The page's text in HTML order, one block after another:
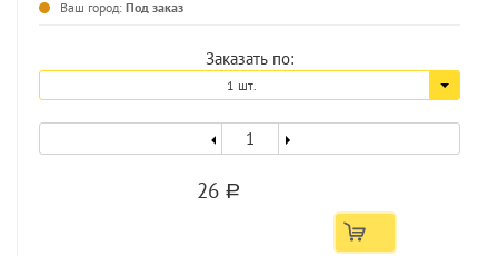
Ваш город: Под заказ
Заказать по:
1 шт.
26 a